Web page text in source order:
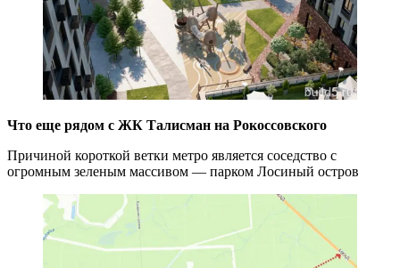
Что еще рядом с ЖК Талисман на Рокоссовского
Причиной короткой ветки метро является соседство с
огромным зеленым массивом — парком Лосиный остров